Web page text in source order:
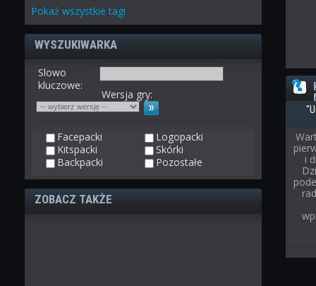
Pokażwszystkie tagi
WYSZUKIWARKA
Slowo
kluczowe:
Wersja gry:
Facepacki
Logopacki
Kitspacki
Skórki
Backpacki
Pozostałe
ZOBACZ TAKŻE
i